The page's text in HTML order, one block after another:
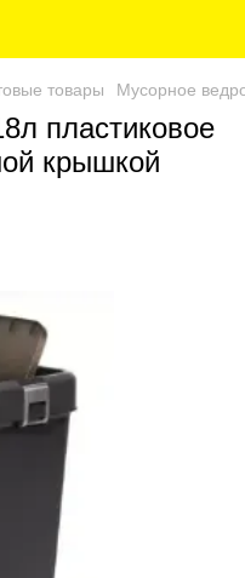
товары Мусорное
пластиковое
крышкой